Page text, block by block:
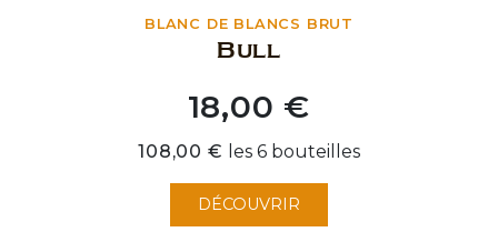
BLANC DE BLANCS BRUT
Bull
18,00 €
Prix
108,00 € les 6 bouteilles
DÉCOUVRIR